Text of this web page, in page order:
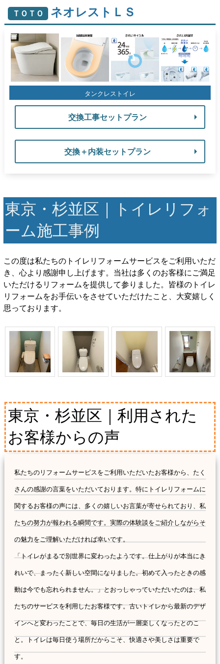
ＴＯＴＯ ネオレストＬＳ
タンクレストイレ
交換工事セットプラン
交換＋内装セットプラン
東京・杉並区｜トイレリフォ
ーム施工事例
この度は私たちのトイレリフォームサービスをご利用いただ
き、心より感謝申し上げます。当社は多くのお客様にご満足
いただけるリフォームを提供して参りました。皆様のトイレ
リフォームをお手伝いをさせていただけたこと、大変嬉しく
思っております。
東京・杉並区｜利用された
お客様からの声
私たちのリフォームサービスをご利用いただいたお客様から、たく
さんの感謝の言葉をいただいております。特にトイレリフォームに
関するお客様の声には、多くの嬉しいお言葉が寄せられており、私
たちの努力が報われる瞬間です。実際の体験談をご紹介しながらそ
の魅力をご理解いただければ幸いです。
「トイレがまるで別世界に変わったようです。仕上がりが本当にき
れいで、まったく新しい空間になりました。初めて入ったときの感
動は今でも忘れられません。」とおっしゃっていただいたのは、私
たちのサービスを利用したお客様です。古いトイレから最新のデザ
インへと変わったことで、毎日の生活が一層楽しくなったとのこ
と。トイレは毎日使う場所だからこそ、快適さや美しさは重要で
す。